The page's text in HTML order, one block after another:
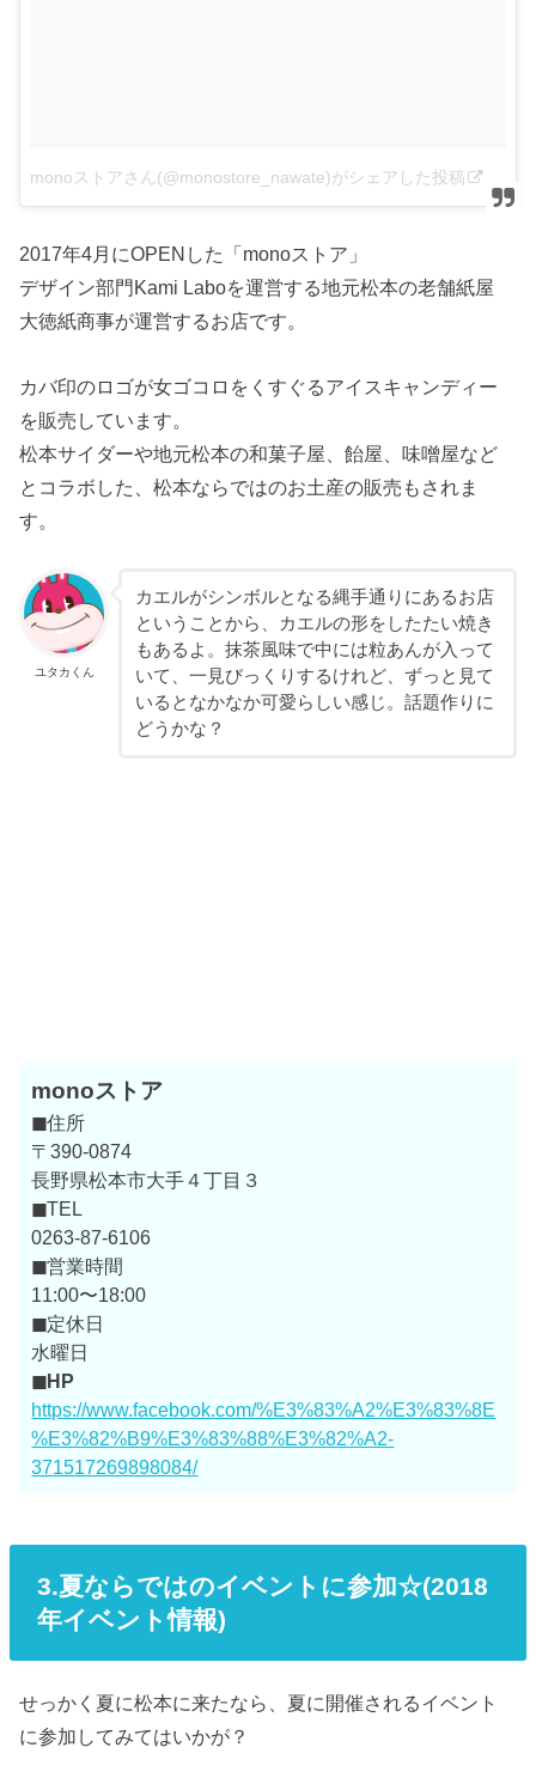
monoストアさん(@monostore_nawate)がシェアした投稿
2017年4月にOPENした「monoストア」
デザイン部門Kami Laboを運営する地元松本の老舗紙屋
大徳紙商事が運営するお店です。
カバ印のロゴが女ゴコロをくすぐるアイスキャンディー
を販売しています。
松本サイダーや地元松本の和菓子屋、飴屋、味噌屋など
とコラボした、松本ならではのお土産の販売もされま
す。
ユタカくん
カエルがシンボルとなる縄手通りにあるお店
ということから、カエルの形をしたたい焼き
もあるよ。抹茶風味で中には粒あんが入って
いて、一見びっくりするけれど、ずっと見て
いるとなかなか可愛らしい感じ。話題作りに
どうかな？
monoストア
◼住所
〒390-0874
長野県松本市大手４丁目３
◼TEL
0263-87-6106
◼営業時間
11:00〜18:00
◼定休日
水曜日
◼HP
https://www.facebook.com/%E3%83%A2%E3%83%8E
%E3%82%B9%E3%83%88%E3%82%A2-
371517269898084/
3.夏ならではのイベントに参加☆(2018
年イベント情報)
せっかく夏に松本に来たなら、夏に開催されるイベント
に参加してみてはいかが？